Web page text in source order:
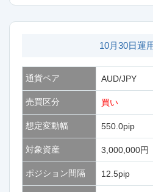
10月30日運
通貨ペア AUD/JPY
売買区分 買い
想定変動幅 550.0pip
対象資産 3,000,000円
ポジション間隔 12.5pip